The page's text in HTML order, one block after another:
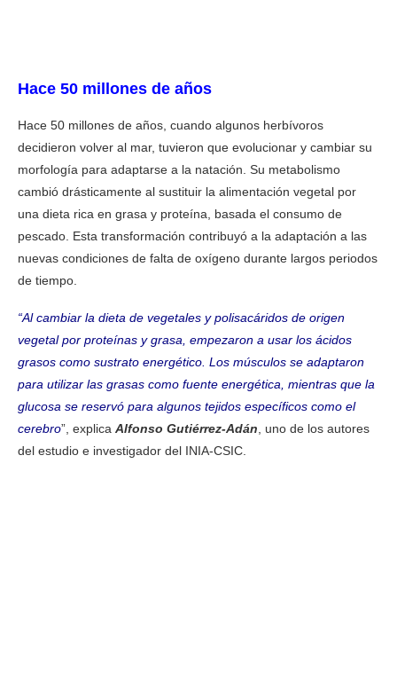
Hace 50 millones de años
Hace 50 millones de años, cuando algunos herbívoros
decidieron volver al mar, tuvieron que evolucionar y cambiar su
morfología para adaptarse a la natación. Su metabolismo
cambió drásticamente al sustituir la alimentación vegetal por
una dieta rica en grasa y proteína, basada el consumo de
pescado. Esta transformación contribuyó a la adaptación a las
nuevas condiciones de falta de oxígeno durante largos periodos
de tiempo.
“Al cambiar la dieta de vegetales y polisacáridos de origen
vegetal por proteínas y grasa, empezaron a usar los ácidos
grasos como sustrato energético. Los músculos se adaptaron
para utilizar las grasas como fuente energética, mientras que la
glucosa se reservó para algunos tejidos específicos como el
cerebro”, explica Alfonso Gutiérrez-Adán , uno de los autores
del estudio e investigador del INIA-CSIC.